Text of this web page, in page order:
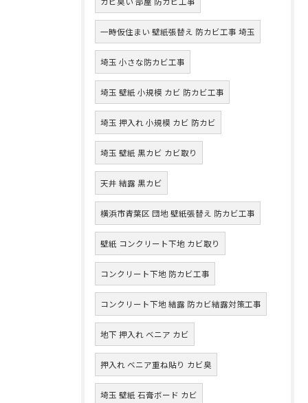
一時仮住まい 壁紙張替え 防カビ工事 埼玉
埼玉 小さな防カビ工事
埼玉 壁紙 小規模 カビ 防カビ工事
埼玉 押入れ 小規模 カビ 防カビ
埼玉 壁紙 黒カビ カビ取り
天井 結露 黒カビ
横浜市青葉区 団地 壁紙張替え 防カビ工事
壁紙 コンクリート下地 カビ取り
コンクリート下地 防カビ工事
コンクリート下地 結露 防カビ結露対策工事
地下 押入れ ベニア カビ
押入れ ベニア重ね貼り カビ臭
埼玉 壁紙 石膏ボード カビ